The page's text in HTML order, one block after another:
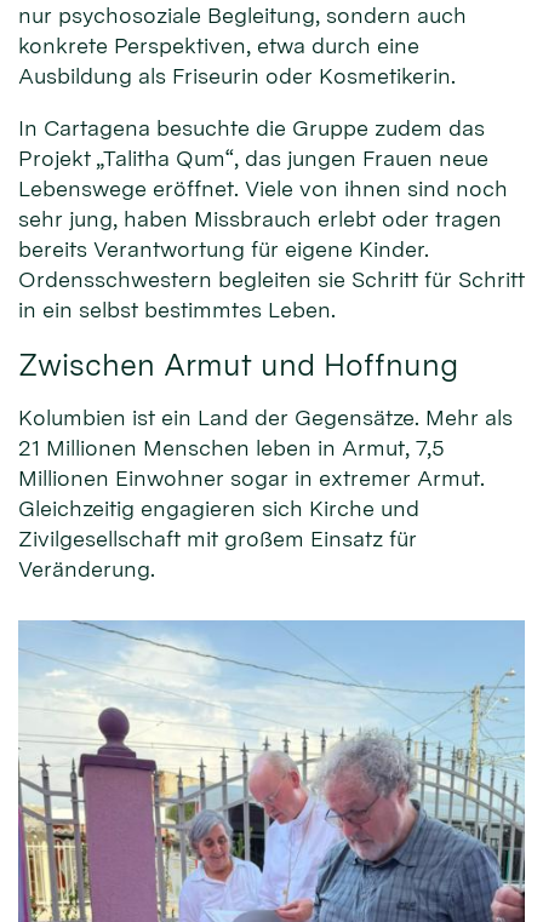
nur psychosoziale Begleitung, sondern auch
konkrete Perspektiven, etwa durch eine
Ausbildung als Friseurin oder Kosmetikerin.
In Cartagena besuchte die Gruppe zudem das
Projekt „Talitha Qum“, das jungen Frauen neue
Lebenswege eröffnet. Viele von ihnen sind noch
sehr jung, haben Missbrauch erlebt oder tragen
bereits Verantwortung für eigene Kinder.
Ordensschwestern begleiten sie Schritt für Schritt
in ein selbst bestimmtes Leben.
Zwischen Armut und Hoffnung
Kolumbien ist ein Land der Gegensätze. Mehr als
21 Millionen Menschen leben in Armut, 7,5
Millionen Einwohner sogar in extremer Armut.
Gleichzeitig engagieren sich Kirche und
Zivilgesellschaft mit großem Einsatz für
Veränderung.